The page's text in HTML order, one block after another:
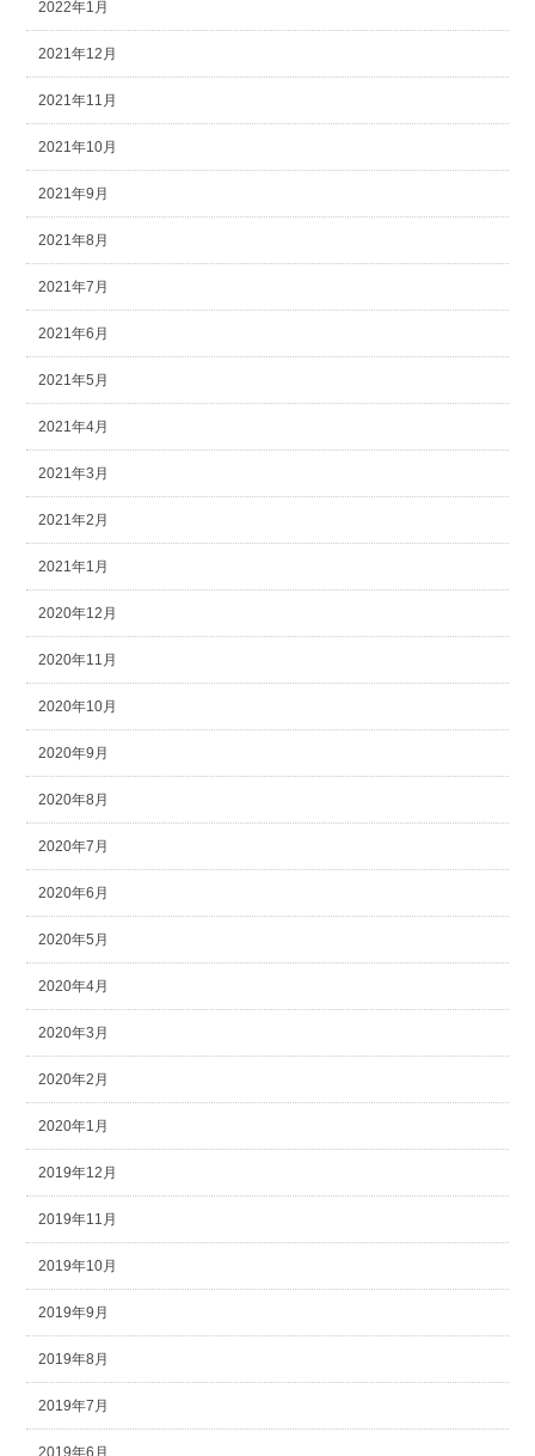
2022年1月
2021年12月
2021年11月
2021年10月
2021年9月
2021年8月
2021年7月
2021年6月
2021年5月
2021年4月
2021年3月
2021年2月
2021年1月
2020年12月
2020年11月
2020年10月
2020年9月
2020年8月
2020年7月
2020年6月
2020年5月
2020年4月
2020年3月
2020年2月
2020年1月
2019年12月
2019年11月
2019年10月
2019年9月
2019年8月
2019年7月
2019年6月